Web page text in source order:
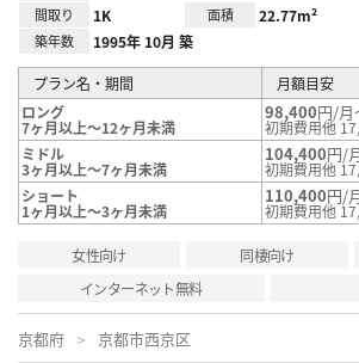
間取り 1K 面積 22.77m²
築年数 1995年 10月 築
プラン名・期間
月額目安
ロング
7ヶ月以上～12ヶ月未満
98,400円/月
初期費用他
ミドル
3ヶ月以上～7ヶ月未満
104,400円/
初期費用他
ショート
1ヶ月以上～3ヶ月未満
110,400円/
初期費用他
女性向け 同棲向け
インターネット無料
京都府 京都市西京区